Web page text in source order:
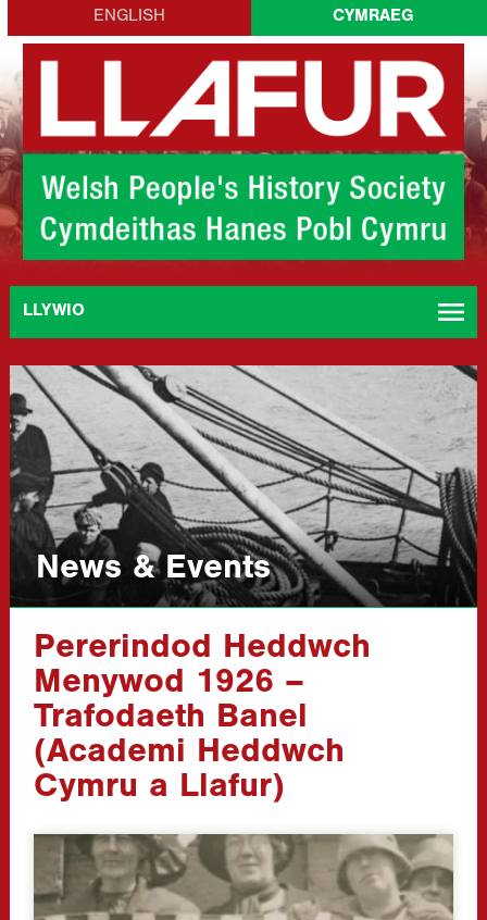
to
content
LLYWIO menu
ENGLISH CYMRAEG
News & Events
Pererindod Heddwch
Menywod 1926 –
Trafodaeth Banel
(Academi Heddwch
Cymru a Llafur)